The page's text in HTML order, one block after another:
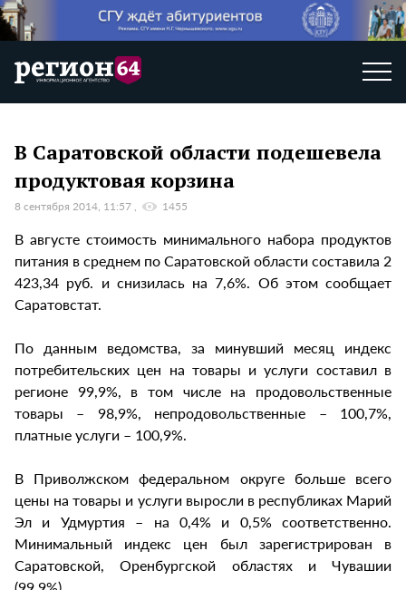
В Саратовской области подешевела
продуктовая корзина
8 сентября 2014, 11:57 1455
В августе стоимость минимального набора продуктов
питания в среднем по Саратовской области составила 2
423,34 руб. и снизилась на 7,6%. Об этом сообщает
Саратовстат.
По данным ведомства, за минувший месяц индекс
потребительских цен на товары и услуги составил в
регионе 99,9%, в том числе на продовольственные
товары – 98,9%, непродовольственные – 100,7%,
платные услуги – 100,9%.
В Приволжском федеральном округе больше всего
цены на товары и услуги выросли в республиках Марий
Эл и Удмуртия – на 0,4% и 0,5% соответственно.
Минимальный индекс цен был зарегистрирован в
Саратовской, Оренбургской областях и Чувашии